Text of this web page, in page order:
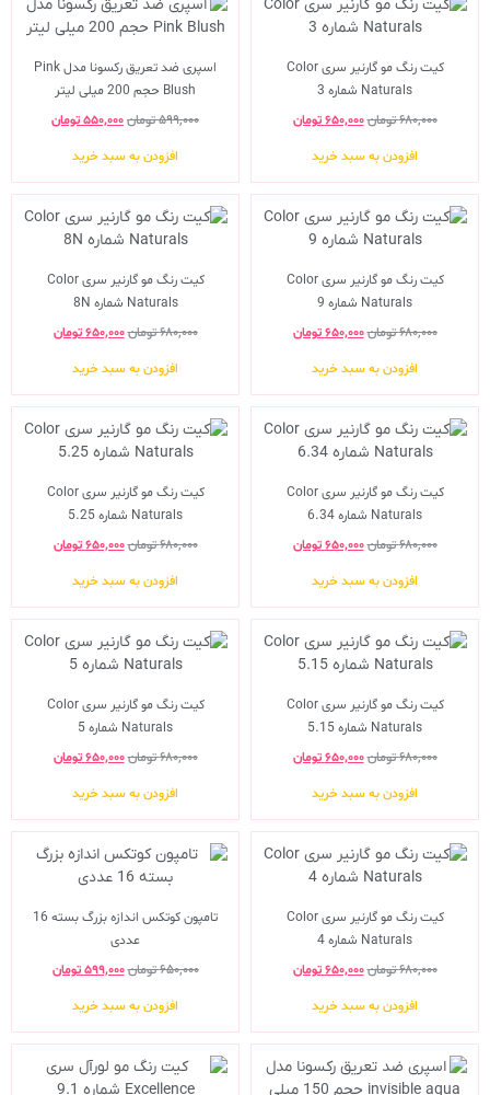
کیت رنگ مو گارنیر سری Color
Naturals شماره 3
۶۸۰,۰۰۰تومان۶۵۰,۰۰۰ تومان
افزودن به سبد خرید
اسپری ضد تعریق رکسونا مدل Pink
Blush حجم 200 میلی لیتر
۵۹۹,۰۰۰تومان۵۵۰,۰۰۰تومان
افزودن به سبد خرید
کیت رنگ مو گارنیر سری Color
Naturals شماره 9
۶۸۰,۰۰۰تومان۶۵۰,۰۰۰ تومان
افزودن به سبد خرید
کیت رنگ مو گارنیر سری Color
Naturals شماره 8N
۶۸۰,۰۰۰تومان۶۵۰,۰۰۰ تومان
افزودن به سبد خرید
کیت رنگ مو گارنیر سری Color
Naturals شماره 6.34
۶۸۰,۰۰۰تومان۶۵۰,۰۰۰ تومان
افزودن به سبد خرید
کیت رنگ مو گارنیر سری Color
Naturals شماره 5.25
۶۸۰,۰۰۰تومان۶۵۰,۰۰۰ تومان
افزودن به سبد خرید
کیت رنگ مو گارنیر سری Color
Naturals شماره 5.15
۶۸۰,۰۰۰تومان۶۵۰,۰۰۰ تومان
افزودن به سبد خرید
کیت رنگ مو گارنیر سری Color
Naturals شماره 5
۶۸۰,۰۰۰تومان۶۵۰,۰۰۰ تومان
افزودن به سبد خرید
کیت رنگ مو گارنیر سری Color
Naturals شماره 4
۶۸۰,۰۰۰تومان۶۵۰,۰۰۰ تومان
افزودن به سبد خرید
تامپون کوتکس اندازه بزرگ بسته 16
عددی
۶۵۰,۰۰۰تومان۵۹۹,۰۰۰ تومان
افزودن به سبد خرید